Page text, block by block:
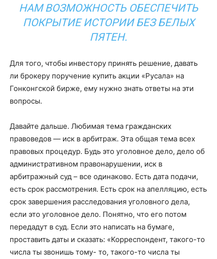
НАМ ВОЗМОЖНОСТЬ ОБЕСПЕЧИТЬ
ПОКРЫТИЕ ИСТОРИИ БЕЗ БЕЛЫХ
ПЯТЕН.
Для того, чтобы инвестору принять решение, давать
ли брокеру поручение купить акции «Русала» на
Гонконгской бирже, ему нужно знать ответы на эти
вопросы.
Давайте дальше. Любимая тема гражданских
правоведов — иск в арбитраж. Эта общая тема всех
правовых процедур. Будь это уголовное дело, дело об
административном правонарушении, иск в
арбитражный суд – все одинаково. Есть дата подачи,
есть срок рассмотрения. Есть срок на апелляцию, есть
срок завершения расследования уголовного дела,
если это уголовное дело. Понятно, что его потом
передадут в суд. Если это написать на бумаге,
проставить даты и сказать: «Корреспондент, такого-то
числа ты звонишь тому- то, такого-то числа ты